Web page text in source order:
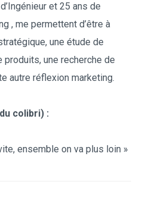
et 25 ans de
, me permettent d’être à
une étude de
produits, une recherche de
autre réflexion marketing.
colibri) :
ensemble on va plus loin »